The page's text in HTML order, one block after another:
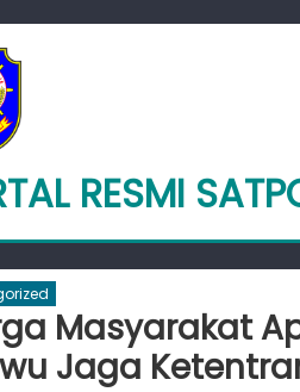
RESMI
Masyarakat
Jaga